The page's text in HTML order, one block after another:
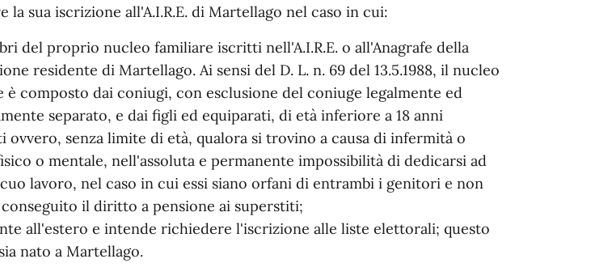
la sua iscrizione all'A.I.R.E. di Martellago nel caso in cui:
del proprio nucleo familiare iscritti nell'A.I.R.E. o all'Anagrafe della
residente di Martellago. Ai sensi del D. L. n. 69 del 13.5.1988, il nucleo
è composto dai coniugi, con esclusione del coniuge legalmente ed
separato, e dai figli ed equiparati, di età inferiore a 18 anni
ovvero, senza limite di età, qualora si trovino a causa di infermità o
o mentale, nell'assoluta e permanente impossibilità di dedicarsi ad
lavoro, nel caso in cui essi siano orfani di entrambi i genitori e non
conseguito il diritto a pensione ai superstiti;
all'estero e intende richiedere l'iscrizione alle liste elettorali; questo
nato a Martellago.